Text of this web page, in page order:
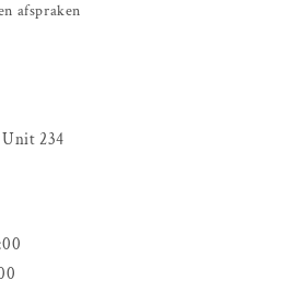
afspraken
234